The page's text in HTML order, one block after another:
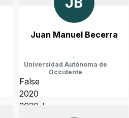
Juan Manuel Becerra
-
Universidad Autónoma de
Occidente
False
2020
2020-I